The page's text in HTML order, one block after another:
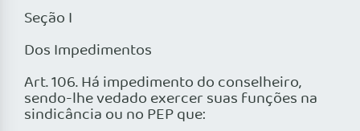
Seção I
Dos Impedimentos
Art. 106. Há impedimento do conselheiro,
sendo-lhe vedado exercer suas funções na
sindicância ou no PEP que: